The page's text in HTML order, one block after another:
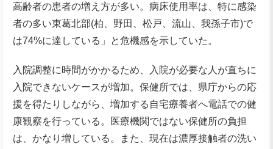
高齢者の患者の増え方が多い。病床使用率は、特に感染
者の多い東葛北部(柏、野田、松戸、流山、我孫子市)で
は74%に達している」と危機感を示していた。
入院調整に時間がかかるため、入院が必要な人が直ちに
入院できないケースが増加。保健所では、県庁からの応
援を得たりしながら、増加する自宅療養者へ電話での健
康観察を行っている。医療機関ではない保健所の負担
は、かなり増している。また、現在は濃厚接触者の洗い